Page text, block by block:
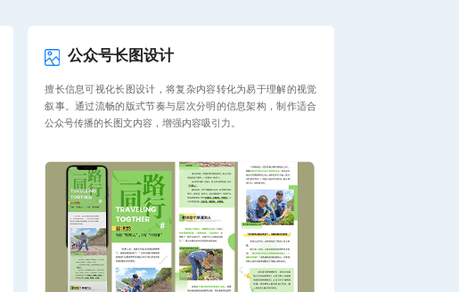
公众号长图设计
擅长信息可视化长图设计，将复杂内容转化为易于理解的视觉
叙事。通过流畅的版式节奏与层次分明的信息架构，制作适合
公众号传播的长图文内容，增强内容吸引力。